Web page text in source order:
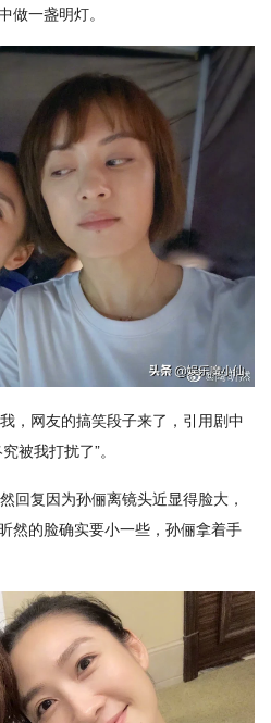
做一盏明灯。
，网友的搞笑段子来了，引用剧中
被我打扰了”。
回复因为孙俪离镜头近显得脸大，
然的脸确实要小一些，孙俪拿着手